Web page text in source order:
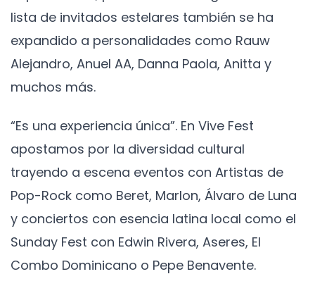
lista de invitados estelares también se ha
expandido a personalidades como Rauw
Alejandro, Anuel AA, Danna Paola, Anitta y
muchos más.
“Es una experiencia única”. En Vive Fest
apostamos por la diversidad cultural
trayendo a escena eventos con Artistas de
Pop-Rock como Beret, Marlon, Álvaro de Luna
y conciertos con esencia latina local como el
Sunday Fest con Edwin Rivera, Aseres, El
Combo Dominicano o Pepe Benavente.